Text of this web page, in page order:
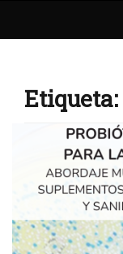
Etiqueta: